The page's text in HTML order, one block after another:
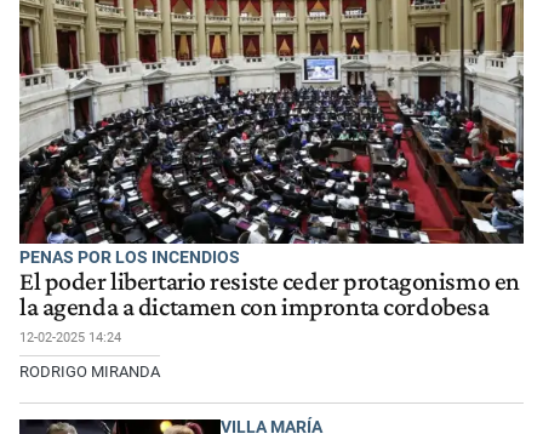
PENAS POR LOS INCENDIOS
El poder libertario resiste ceder protagonismo en
la agenda a dictamen con impronta cordobesa
12-02-2025 14:24
RODRIGO MIRANDA
VILLA MARÍA